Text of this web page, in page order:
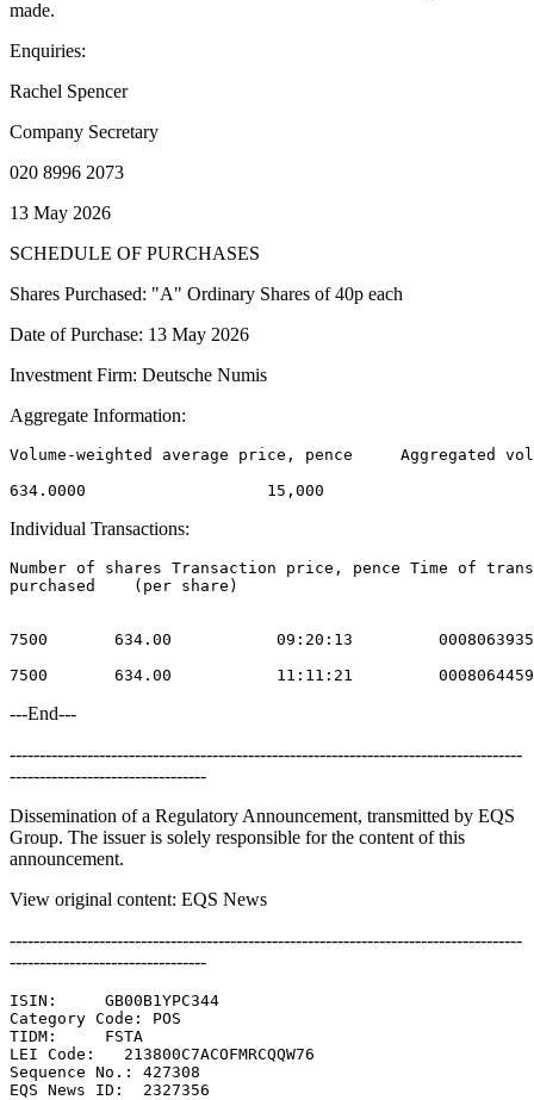
made.
Enquiries:
Rachel Spencer
Company Secretary
020 8996 2073
13 May 2026
SCHEDULE OF PURCHASES
Shares Purchased: "A" Ordinary Shares of 40p each
Date of Purchase: 13 May 2026
Investment Firm: Deutsche Numis
Aggregate Information:
Volume-weighted average price, pence     Aggregated
Individual Transactions:
Number of shares Transaction price, pence Time of
purchased    (per share)
7500       634.00           09:20:13
---End---
--------------------------------------------------------------------------------------
---------------------------------
Dissemination of a Regulatory Announcement, transmitted by EQS
Group. The issuer is solely responsible for the content of this
announcement.
View original content: EQS News
--------------------------------------------------------------------------------------
---------------------------------
ISIN:     GB00B1YPC344
Category Code: POS
TIDM:     FSTA
LEI Code:   213800C7ACOFMRCQQW76
Sequence No.: 427308
EQS News ID:  2327356